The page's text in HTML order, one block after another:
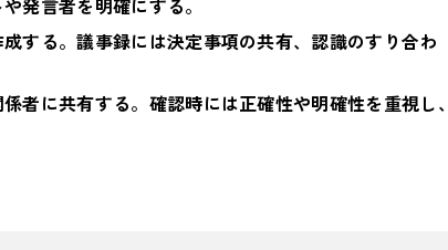
発言者を明確にする。
する。議事録には決定事項の共有、認識のすり合わ
者に共有する。確認時には正確性や明確性を重視し、